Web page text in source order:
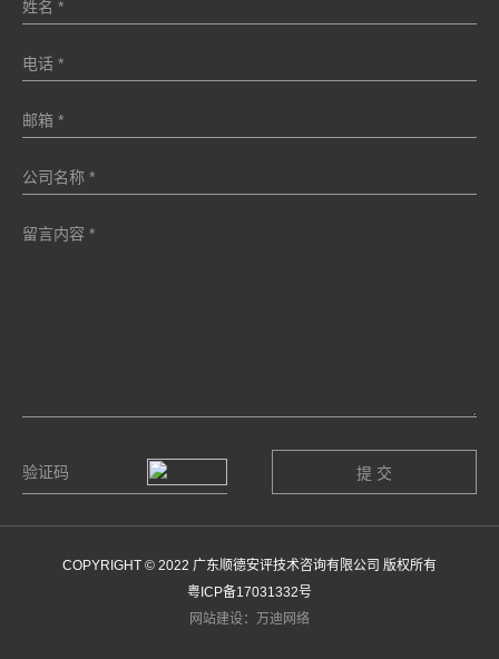
COPYRIGHT © 2022 广东顺德安评技术咨询有限公司 版权所有
粤ICP备17031332号
网站建设：万迪网络